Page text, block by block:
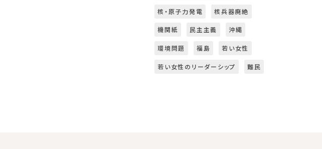
核・原子力発電 核兵器廃絶
機関紙 民主主義 沖縄
環境問題 福島 若い女性
若い女性のリーダーシップ 難民